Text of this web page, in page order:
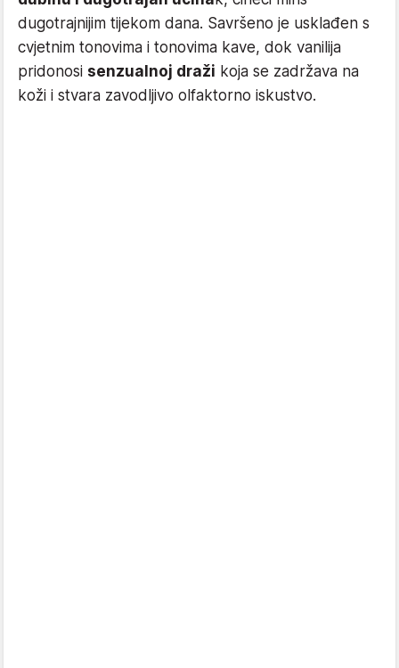
dugotrajnijim tijekom dana. Savršeno je usklađen s
cvjetnim tonovima i tonovima kave, dok vanilija
pridonosi senzualnoj draži koja se zadržava na
koži i stvara zavodljivo olfaktorno iskustvo.